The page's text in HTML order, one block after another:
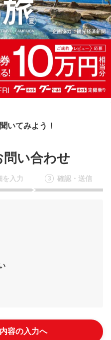
いてみよう！
い合わせ
を入力 3 確認・送信
容の入力へ